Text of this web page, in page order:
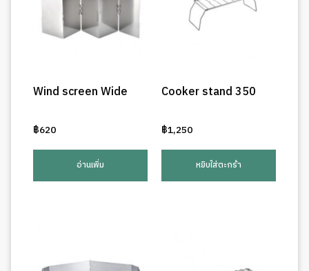
Wind screen Wide
฿620
อ่านเพิ่ม
Cooker stand 350
฿1,250
หยิบใส่ตะกร้า